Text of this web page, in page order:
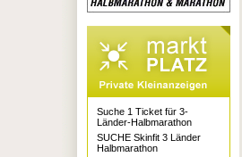
Suche 1 Ticket für 3-
Länder-Halbmarathon
SUCHE Skinfit 3 Länder
Halbmarathon